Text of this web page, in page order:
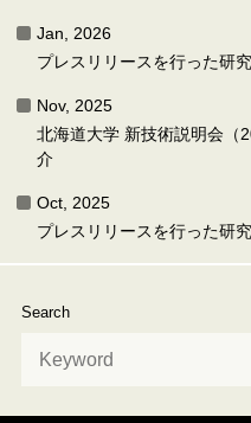
Jan, 2026
プレスリリースを行った研
Nov, 2025
北海道大学 新技術説明会（
介
Oct, 2025
プレスリリースを行った研
Search